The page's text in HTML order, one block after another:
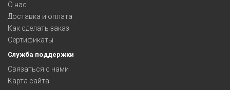
О нас
Доставка и оплата
Как сделать заказ
Сертификаты
Служба поддержки
Связаться с нами
Карта сайта